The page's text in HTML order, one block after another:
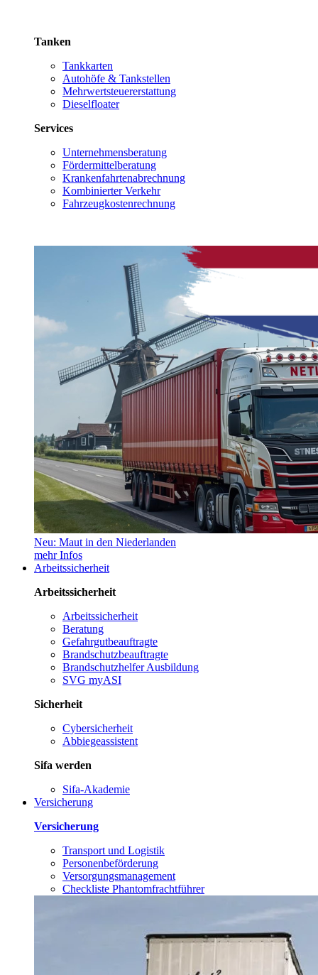
Tanken
Tankkarten
Autohöfe & Tankstellen
Mehrwertsteuererstattung
Dieselfloater
Services
Unternehmensberatung
Fördermittelberatung
Krankenfahrtenabrechnung
Kombinierter Verkehr
Fahrzeugkostenrechnung
Neu: Maut in den Niederlanden
mehr Infos
Arbeitssicherheit
Arbeitssicherheit
Arbeitssicherheit
Beratung
Gefahrgutbeauftragte
Brandschutzbeauftragte
Brandschutzhelfer Ausbildung
SVG myASI
Sicherheit
Cybersicherheit
Abbiegeassistent
Sifa werden
Sifa-Akademie
Versicherung
Versicherung
Transport und Logistik
Personenbeförderung
Versorgungsmanagement
Checkliste Phantomfrachtführer